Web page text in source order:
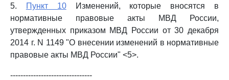
5. Пункт 10Изменений, которые вносятся в
нормативные правовые акты МВД России,
утвержденных приказом МВД России от 30 декабря
2014 г. N 1149 "О внесении изменений в нормативные
правовые акты МВД России" <5>.
--------------------------------